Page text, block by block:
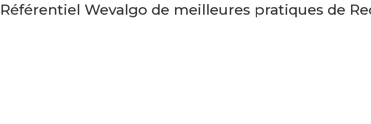
Référentiel Wevalgo de meilleures pratiques de